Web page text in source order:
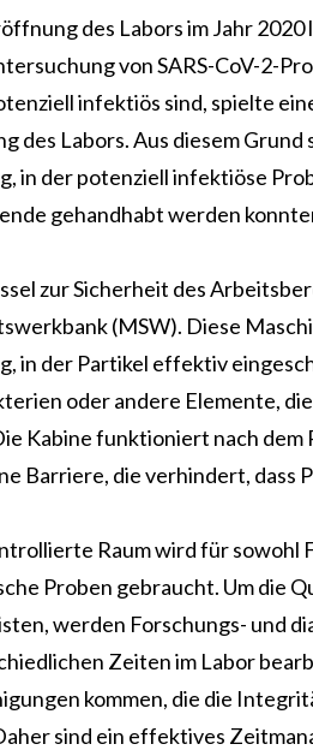
des Labors im Jahr
von SARS-CoV-2-
infektiös sind, spielte
des Labors. Aus diesem Grund
in der potenziell infektiöse
gehandhabt werden
zur Sicherheit des
(MSW). Diese
in der Partikel effektiv
oder andere Elemente,
Kabine funktioniert nach dem
Barriere, die verhindert, dass
Raum wird für sowohl
Proben gebraucht. Um die
werden Forschungs- und
Zeiten im Labor
kommen, die die
sind ein effektives